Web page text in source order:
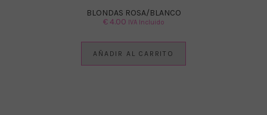
BLONDAS ROSA/BLANCO
€4.00 IVA Incluido
AÑADIR AL CARRITO